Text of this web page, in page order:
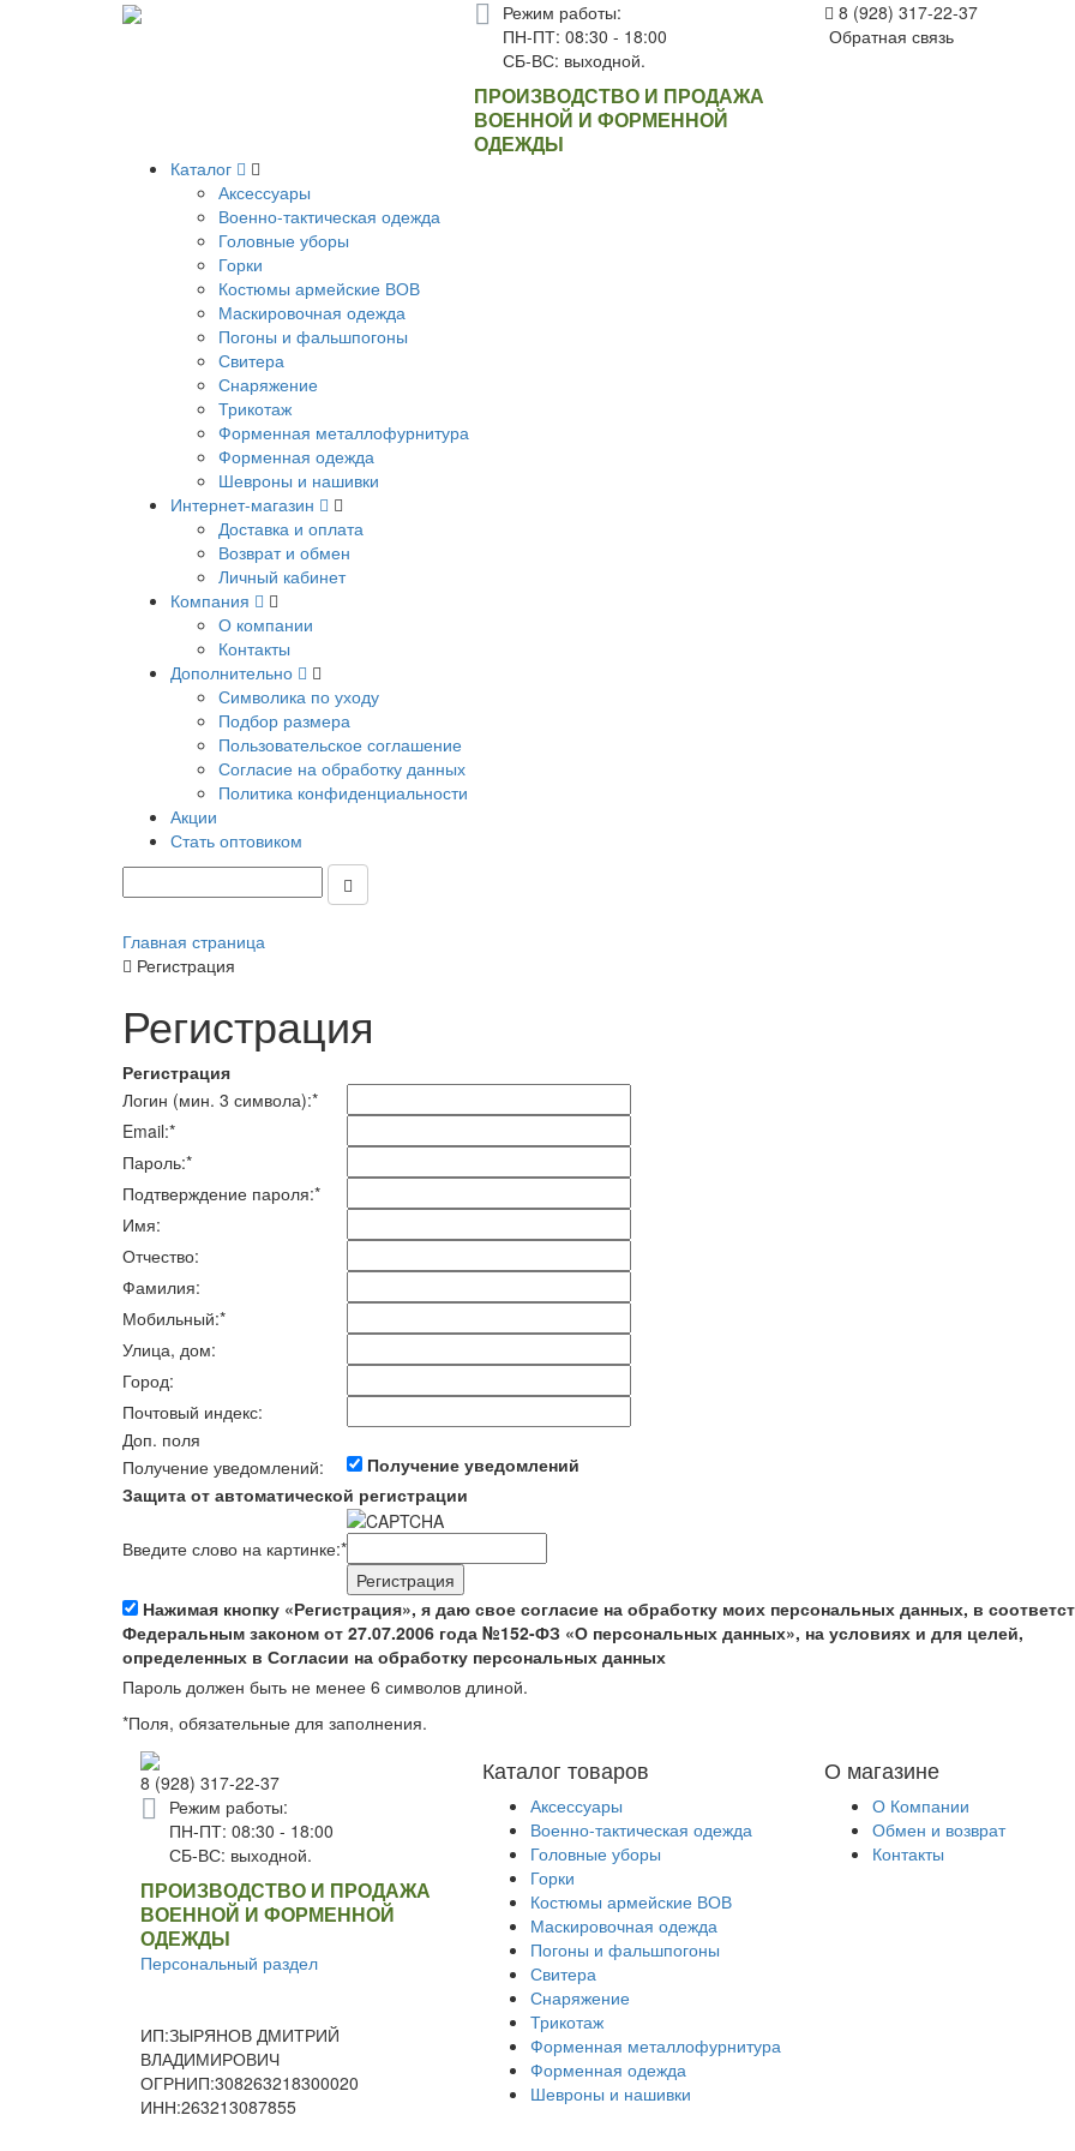
Режим работы:
ПН-ПТ: 08:30 - 18:00
СБ-ВС: выходной.
ПРОИЗВОДСТВО И ПРОДАЖА
ВОЕННОЙ И ФОРМЕННОЙ
ОДЕЖДЫ
8 (928) 317-22-37
Обратная связь
Каталог
Аксессуары
Военно-тактическая одежда
Головные уборы
Горки
Костюмы армейские ВОВ
Маскировочная одежда
Погоны и фальшпогоны
Свитера
Снаряжение
Трикотаж
Форменная металлофурнитура
Форменная одежда
Шевроны и нашивки
Интернет-магазин
Доставка и оплата
Возврат и обмен
Личный кабинет
Компания
О компании
Контакты
Дополнительно
Символика по уходу
Подбор размера
Пользовательское соглашение
Согласие на обработку данных
Политика конфиденциальности
Акции
Стать оптовиком
Главная страница
Регистрация
Регистрация
Регистрация
Логин (мин. 3 символа):*
Email:*
Пароль:*
Подтверждение пароля:*
Имя:
Отчество:
Фамилия:
Мобильный:*
Улица, дом:
Город:
Почтовый индекс:
Доп. поля
Получение уведомлений:
Получение уведомлений
Защита от автоматической регистрации
Введите слово на картинке:*
Нажимая кнопку «Регистрация», я даю свое согласие на обработку моих персональных данных, в
Федеральным законом от 27.07.2006 года №152-ФЗ «О персональных данных», на условиях и для целей,
определенных в Согласии на обработку персональных данных
Пароль должен быть не менее 6 символов длиной.
*Поля, обязательные для заполнения.
О магазине
О Компании
Обмен и возврат
Контакты
Каталог товаров
Аксессуары
Военно-тактическая одежда
Головные уборы
Горки
Костюмы армейские ВОВ
Маскировочная одежда
Погоны и фальшпогоны
Свитера
Снаряжение
Трикотаж
Форменная металлофурнитура
Форменная одежда
Шевроны и нашивки
8 (928) 317-22-37
Режим работы:
ПН-ПТ: 08:30 - 18:00
СБ-ВС: выходной.
ПРОИЗВОДСТВО И ПРОДАЖА
ВОЕННОЙ И ФОРМЕННОЙ
ОДЕЖДЫ
Персональный раздел
ИП:ЗЫРЯНОВ ДМИТРИЙ
ВЛАДИМИРОВИЧ
ОГРНИП:308263218300020
ИНН:263213087855